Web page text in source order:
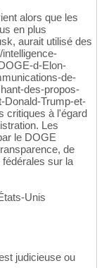
alors que les
en plus
aurait utilisé des
d-Elon-
de-
des-propos-
Donald-Trump-et-
critiques à l'égard
Les
le DOGE
de
sur la
Unis
judicieuse ou